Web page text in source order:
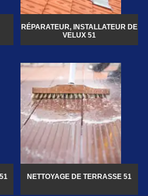
RÉPARATEUR, INSTALLATEUR DE
VELUX 51
NETTOYAGE DE TERRASSE 51